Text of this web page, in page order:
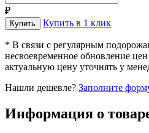
₽
Купить в 1 клик
* В связи с регулярным
несвоевременное обновление цен
актуальную цену уточнять у
Нашли дешевле? Заполните
Информация о